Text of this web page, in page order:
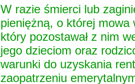
W razie śmierci lub
pieniężną, o której mowa
który pozostawał z nim
jego dzieciom oraz
warunki do uzyskania
zaopatrzeniu